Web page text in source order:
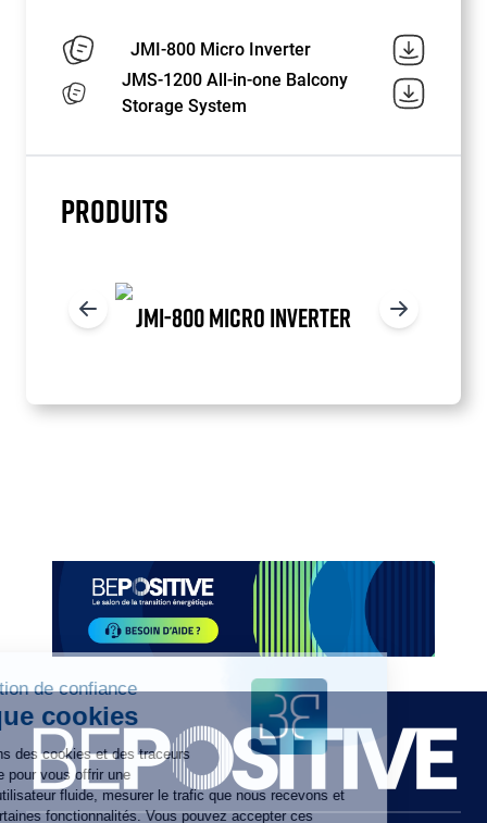
JMI-800 Micro Inverter
JMS-1200 All-in-one Balcony
Storage System
PRODUITS
JMI-800 MICRO INVERTER
of
Paragraphes
Paragraphes